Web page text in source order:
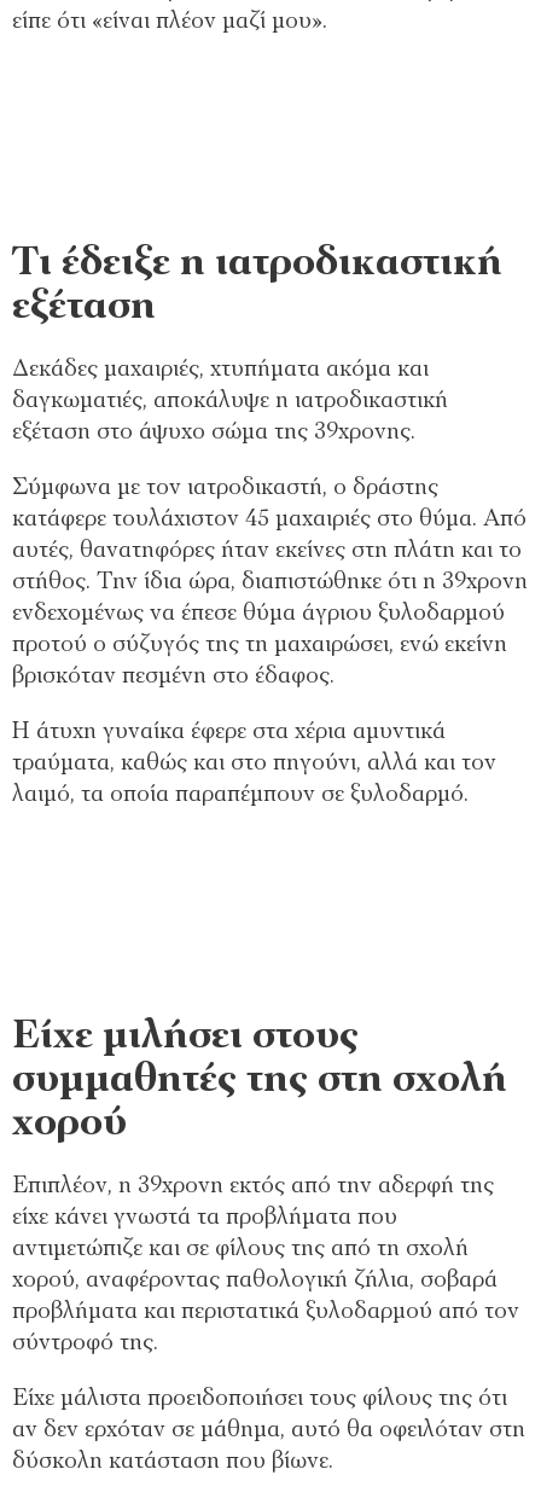
είπε ότι «είναι πλέον μαζί μου».
Τι έδειξε η ιατροδικαστική
εξέταση
Δεκάδες μαχαιριές, χτυπήματα ακόμα και
δαγκωματιές, αποκάλυψε η ιατροδικαστική
εξέταση στο άψυχο σώμα της 39χρονης.
Σύμφωνα με τον ιατροδικαστή, ο δράστης
κατάφερε τουλάχιστον 45 μαχαιριές στο θύμα. Από
αυτές, θανατηφόρες ήταν εκείνες στη πλάτη και το
στήθος. Την ίδια ώρα, διαπιστώθηκε ότι η 39χρονη
ενδεχομένως να έπεσε θύμα άγριου ξυλοδαρμού
προτού ο σύζυγός της τη μαχαιρώσει, ενώ εκείνη
βρισκόταν πεσμένη στο έδαφος.
Η άτυχη γυναίκα έφερε στα χέρια αμυντικά
τραύματα, καθώς και στο πηγούνι, αλλά και τον
λαιμό, τα οποία παραπέμπουν σε ξυλοδαρμό.
Είχε μιλήσει στους
συμμαθητές της στη σχολή
χορού
Επιπλέον, η 39χρονη εκτός από την αδερφή της
είχε κάνει γνωστά τα προβλήματα που
αντιμετώπιζε και σε φίλους της από τη σχολή
χορού, αναφέροντας παθολογική ζήλια, σοβαρά
προβλήματα και περιστατικά ξυλοδαρμού από τον
σύντροφό της.
Είχε μάλιστα προειδοποιήσει τους φίλους της ότι
αν δεν ερχόταν σε μάθημα, αυτό θα οφειλόταν στη
δύσκολη κατάσταση που βίωνε.